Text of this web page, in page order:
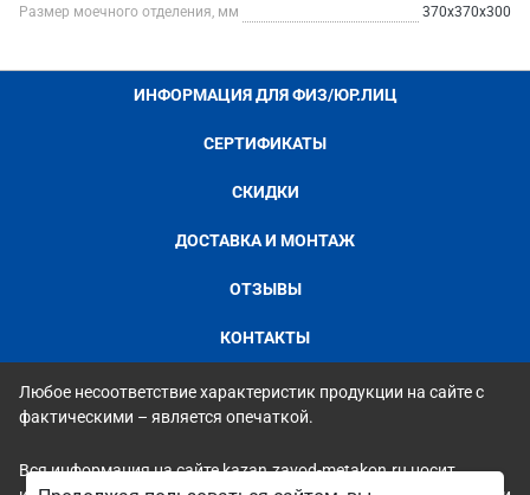
Размер моечного отделения, мм
370х370х300
ИНФОРМАЦИЯ ДЛЯ ФИЗ/ЮР.ЛИЦ
СЕРТИФИКАТЫ
СКИДКИ
ДОСТАВКА И МОНТАЖ
ОТЗЫВЫ
КОНТАКТЫ
Любое несоответствие характеристик продукции на сайте с
фактическими – является опечаткой.
Вся информация на сайте kazan.zavod-metakon.ru носит